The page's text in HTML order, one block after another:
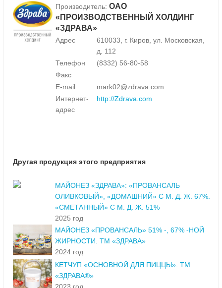
Производитель: ОАО
«ПРОИЗВОДСТВЕННЫЙ ХОЛДИНГ
«ЗДРАВА»
Адрес
610033, г. Киров, ул. Московская,
д. 112
Телефон
(8332) 56-80-58
Факс
E-mail
mark02@zdrava.com
Интернет-
адрес
http://Zdrava.com
Другая продукция этого предприятия
МАЙОНЕЗ «ЗДРАВА»: «ПРОВАНСАЛЬ
ОЛИВКОВЫЙ», «ДОМАШНИЙ» С М. Д. Ж. 67%.
«СМЕТАННЫЙ» С М. Д. Ж. 51%
2025 год
МАЙОНЕЗ «ПРОВАНСАЛЬ» 51% -, 67% -НОЙ
ЖИРНОСТИ. ТМ «ЗДРАВА»
2024 год
КЕТЧУП «ОСНОВНОЙ ДЛЯ ПИЦЦЫ». ТМ
«ЗДРАВА®»